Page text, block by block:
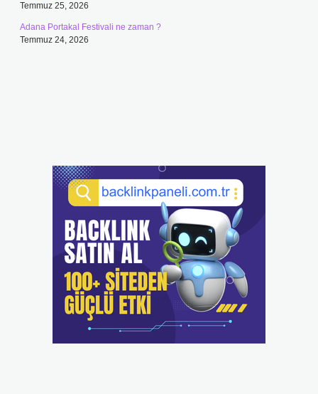
Temmuz 25, 2026
Adana Portakal Festivali ne zaman ?
Temmuz 24, 2026